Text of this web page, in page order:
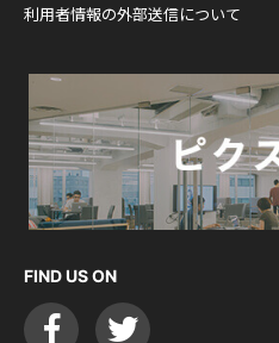
利用者情報の外部送信について
FIND US ON